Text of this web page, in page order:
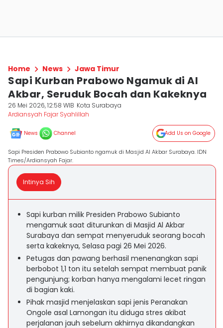
Home News Jawa Timur
Sapi Kurban Prabowo Ngamuk di Al
Akbar, Seruduk Bocah dan Kakeknya
26 Mei 2026, 12:58 WIB Kota Surabaya
Ardiansyah Fajar Syahlillah
News Channel Add Us on Google
Sapi Presiden Prabowo Subianto ngamuk di Masjid Al Akbar Surabaya. IDN
Times/Ardiansyah Fajar.
Intinya Sih
Sapi kurban milik Presiden Prabowo Subianto
mengamuk saat diturunkan di Masjid Al Akbar
Surabaya dan sempat menyeruduk seorang bocah
serta kakeknya, Selasa pagi 26 Mei 2026.
Petugas dan pawang berhasil menenangkan sapi
berbobot 1,1 ton itu setelah sempat membuat panik
pengunjung; korban hanya mengalami lecet ringan
di bagian kaki.
Pihak masjid menjelaskan sapi jenis Peranakan
Ongole asal Lamongan itu diduga stres akibat
perjalanan jauh sebelum akhirnya dikandangkan